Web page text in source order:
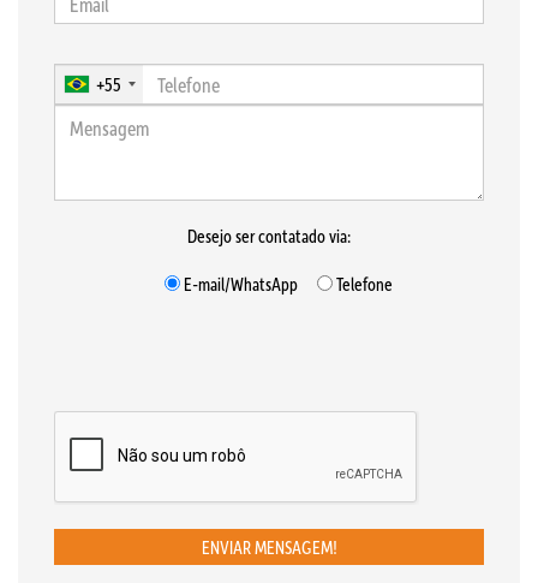
+55
Desejo ser contatado via:
E-mail/WhatsApp
Telefone
ENVIAR MENSAGEM!